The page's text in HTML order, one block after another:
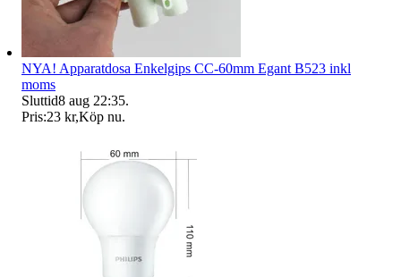
NYA! Apparatdosa Enkelgips CC-60mm Egant B523 inkl
moms
Sluttid8 aug 22:35.
Pris:23 kr,Köp nu.